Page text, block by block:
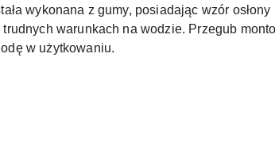
wykonana z gumy, posiadając wzór
warunkach na wodzie. Przegub
w użytkowaniu.